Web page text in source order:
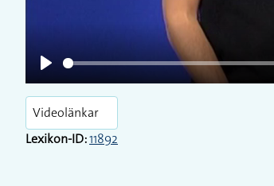
Play
Videolänkar
Lexikon-ID:11892